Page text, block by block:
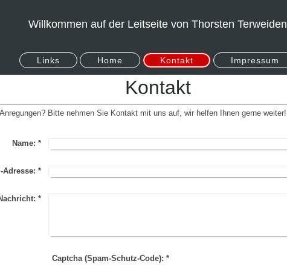
Willkommen auf der Leitseite von Thorsten Terweiden
Links Home Kontakt Impressum
Kontakt
Bitte nehmen Sie Kontakt mit uns auf, wir helfen Ihnen gerne weiter!
Name: *
Adresse: *
*
Captcha (Spam-Schutz-Code): *